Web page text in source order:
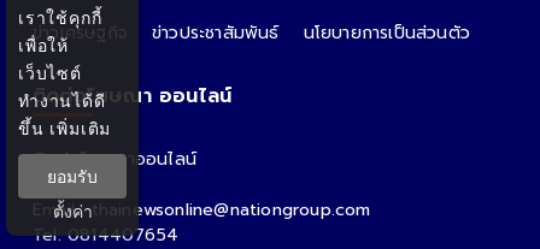
ข่าวเศรษฐกิจ
ข่าวประชาสัมพันธ์ นโยบายการเป็นส่วนตัว
ติดต่อโฆษณา ออนไลน์
ติดต่อโฆษณาออนไลน์
คุณอ้อ
Email : thainewsonline@nationgroup.com
Tel: 0814407654
เราใช้คุกกี้
เพื่อให้
เว็บไซต์
ทำงานได้ดี
ขึ้น เพิ่มเติม
ยอมรับ
ตั้งค่า